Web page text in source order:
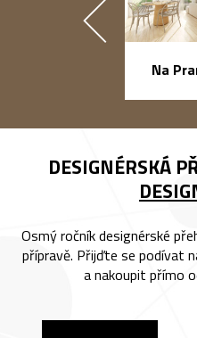
Na
DESIGNÉRSKÁ
Osmý ročník designérské
přípravě. Přijďte se podívat
a nakoupit přímo